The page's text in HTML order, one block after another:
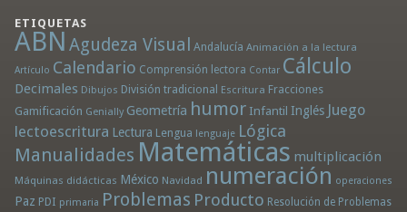
ETIQUETAS
ABN Agudeza Visual Andalucía Animación a la lectura
Artículo Calendario Comprensión lectora Contar Cálculo
Decimales Dibujos División tradicional Escritura Fracciones
Gamificación Genially Geometría humor Infantil Inglés Juego
lectoescritura Lectura Lengua lenguaje Lógica
Manualidades Matemáticas multiplicación
Máquinas didácticas México Navidad numeración operaciones
Paz PDI primaria Problemas Producto Resolución de Problemas